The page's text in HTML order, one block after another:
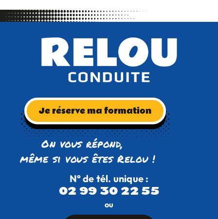
Je réserve ma formation
On vous répond,
même si vous êtes Relou !
N° de tél. unique :
02 99 30 22 55
ou